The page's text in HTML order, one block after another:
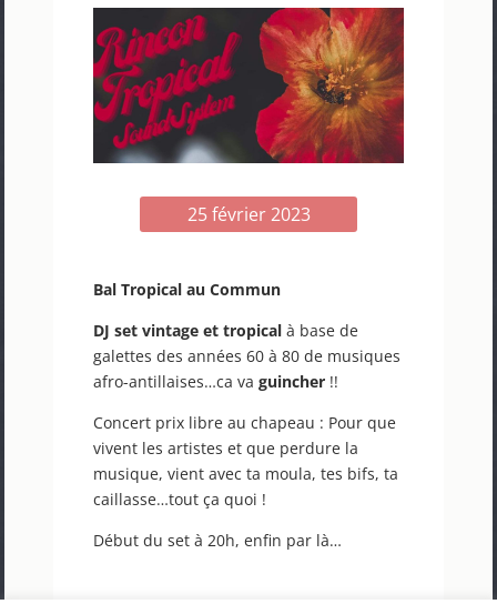
25 février 2023
Bal Tropical au Commun
DJ set vintage et tropicalà base de
galettes des années 60 à 80 de musiques
afro-antillaises…ca va guincher!!
Concert prix libre au chapeau : Pour que
vivent les artistes et que perdure la
musique, vient avec ta moula, tes bifs, ta
caillasse…tout ça quoi !
Début du set à 20h, enfin par là…